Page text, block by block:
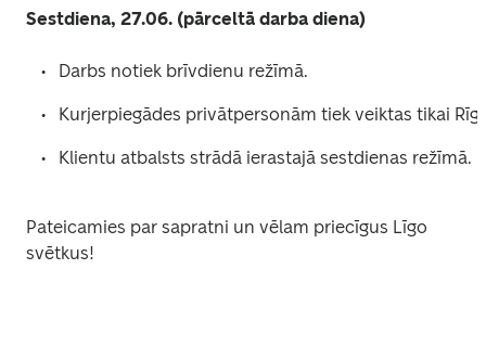
Sestdiena, 27.06. (pārceltā darba diena)
Darbs notiek brīvdienu režīmā.
Klientu atbalsts strādā ierastajā sestdienas režīmā.
Pateicamies par sapratni un vēlam priecīgus Līgo
svētkus!